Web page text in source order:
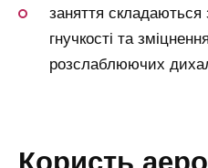
заняття складаються
гнучкості та
розслаблюючих